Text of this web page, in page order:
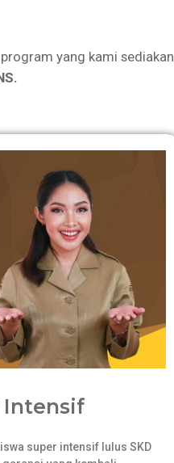
yang kami sediakan
Intensif
super intensif lulus SKD